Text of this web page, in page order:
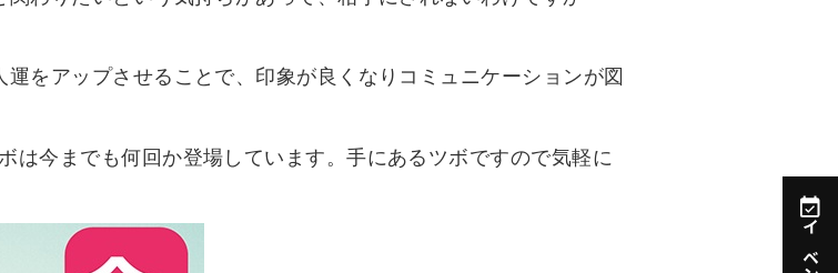
をアップさせることで、印象が良くなりコミュニケーションが図
は今までも何回か登場しています。手にあるツボですので気軽に